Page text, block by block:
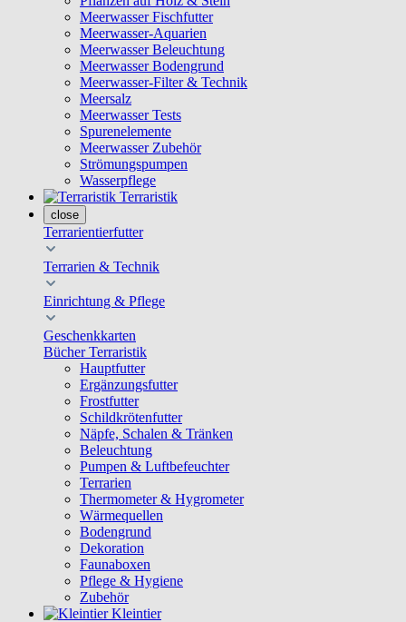
Meerwasser Fischfutter
Meerwasser-Aquarien
Meerwasser Beleuchtung
Meerwasser Bodengrund
Meerwasser-Filter & Technik
Meersalz
Meerwasser Tests
Spurenelemente
Meerwasser Zubehör
Strömungspumpen
Wasserpflege
Terraristik
close
Terrarientierfutter
Terrarien & Technik
Einrichtung & Pflege
Geschenkkarten
Bücher Terraristik
Hauptfutter
Ergänzungsfutter
Frostfutter
Schildkrötenfutter
Näpfe, Schalen & Tränken
Beleuchtung
Pumpen & Luftbefeuchter
Terrarien
Thermometer & Hygrometer
Wärmequellen
Bodengrund
Dekoration
Faunaboxen
Pflege & Hygiene
Zubehör
Kleintier